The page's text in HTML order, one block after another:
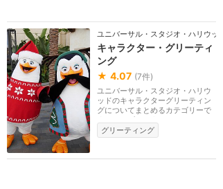
ユニバーサル・スタジオ・ハリウッド
キャラクター・グリーティ
ング
★ 4.07 (7件)
ユニバーサル・スタジオ・ハリウ
ッドのキャラクターグリーティン
グについてまとめるカテゴリーで
す。シーズンによ...
グリーティング